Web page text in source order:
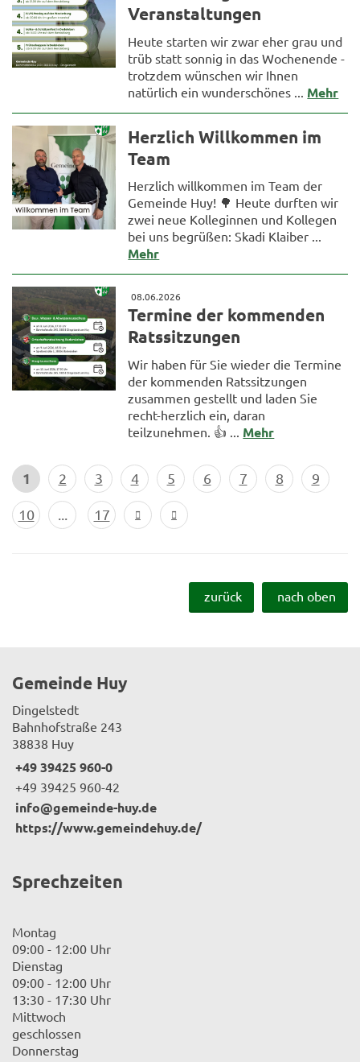
Veranstaltungen
Heute starten wir zwar eher grau und
trüb statt sonnig in das Wochenende -
trotzdem wünschen wir Ihnen
natürlich ein wunderschönes ... Mehr
Herzlich Willkommen im
Team
Herzlich willkommen im Team der
Gemeinde Huy! 🌳 Heute durften wir
zwei neue Kolleginnen und Kollegen
bei uns begrüßen: Skadi Klaiber ...
Mehr
08.06.2026
Termine der kommenden
Ratssitzungen
Wir haben für Sie wieder die Termine
der kommenden Ratssitzungen
zusammen gestellt und laden Sie
recht-herzlich ein, daran
teilzunehmen. 👍 ... Mehr
1 2 3 4 5 6 7 8 9
10 17
zurück nach oben
Gemeinde Huy
Dingelstedt
Bahnhofstraße 243
38838 Huy
+49 39425 960-0
+49 39425 960-42
info@gemeinde-huy.de
https://www.gemeindehuy.de/
Sprechzeiten
Montag
09:00 - 12:00 Uhr
Dienstag
09:00 - 12:00 Uhr
13:30 - 17:30 Uhr
Mittwoch
geschlossen
Donnerstag